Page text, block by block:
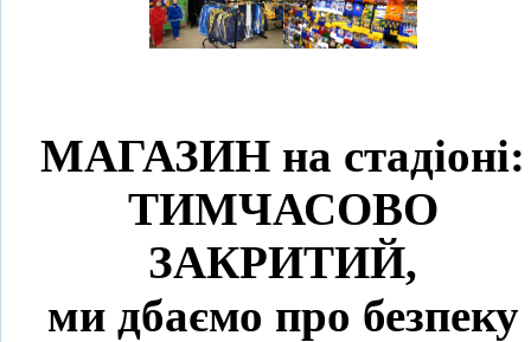
МАГАЗИН на стадіоні:
ТИМЧАСОВО
ЗАКРИТИЙ,
ми дбаємо про безпеку